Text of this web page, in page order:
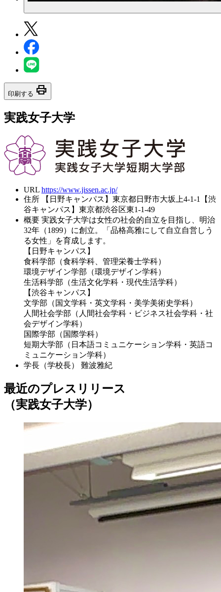
印刷する print
実践女子大学
URL https://www.jissen.ac.jp/
住所
【日野キャンパス】東京都日野市大坂上4-1-1【渋
谷キャンパス】東京都渋谷区東1-1-49
概要 実践女子大学は女性の社会的自立を目指し、明治
32年（1899）に創立。「品格高雅にして自立自営しう
る女性」を育成します。
【日野キャンパス】
食科学部（食科学科、管理栄養士学科）
環境デザイン学部（環境デザイン学科）
生活科学部（生活文化学科・現代生活学科）
【渋谷キャンパス】
文学部（国文学科・英文学科・美学美術史学科）
人間社会学部（人間社会学科・ビジネス社会学科・社
会デザイン学科）
国際学部（国際学科）
短期大学部（日本語コミュニケーション学科・英語コ
ミュニケーション学科）
学長（学校長）
難波雅紀
最近のプレスリリース
（実践女子大学）